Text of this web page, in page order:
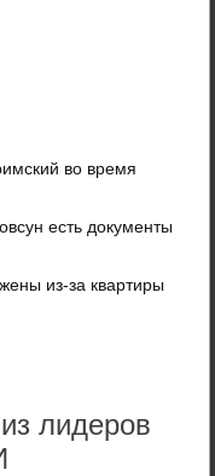
во время
есть документы
из-за квартиры
лидеров